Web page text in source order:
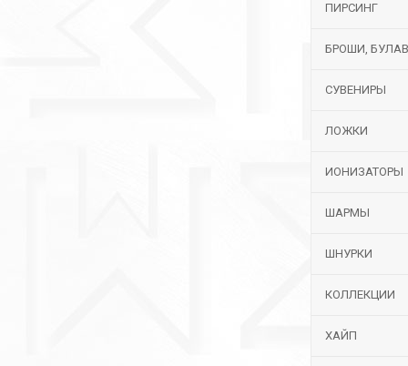
ПИРСИНГ
БРОШИ,
СУВЕНИРЫ
ЛОЖКИ
ИОНИЗАТОРЫ
ШАРМЫ
ШНУРКИ
КОЛЛЕКЦИИ
ХАЙП